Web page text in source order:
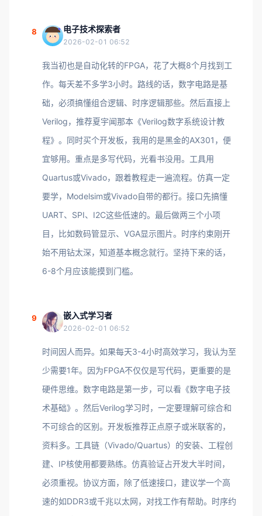
8 电子技术探索者
2026-02-01 06:52
我当初也是自动化转的FPGA，花了大概8个月找到工
作。每天差不多学3小时。路线的话，数字电路是基
础，必须搞懂组合逻辑、时序逻辑那些。然后直接上
Verilog，推荐夏宇闻那本《Verilog数字系统设计教
程》。同时买个开发板，我用的是黑金的AX301，便
宜够用。重点是多写代码，光看书没用。工具用
Quartus或Vivado，跟着教程走一遍流程。仿真一定
要学，Modelsim或Vivado自带的都行。接口先搞懂
UART、SPI、I2C这些低速的。最后做两三个小项
目，比如数码管显示、VGA显示图片。时序约束刚开
始不用钻太深，知道基本概念就行。坚持下来的话，
6-8个月应该能摸到门槛。
9 嵌入式学习者
2026-02-01 06:52
时间因人而异。如果每天3-4小时高效学习，我认为至
少需要1年。因为FPGA不仅仅是写代码，更重要的是
硬件思维。数字电路是第一步，可以看《数字电子技
术基础》。然后Verilog学习时，一定要理解可综合和
不可综合的区别。开发板推荐正点原子或米联客的，
资料多。工具链（Vivado/Quartus）的安装、工程创
建、IP核使用都要熟练。仿真验证占开发大半时间，
必须重视。协议方面，除了低速接口，建议学一个高
速的如DDR3或千兆以太网，对找工作有帮助。时序约